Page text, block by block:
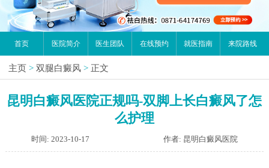
首页 医院简介 医生团队 在线预约 就医指南 来院路线
主页 > 双腿白癜风 > 正文
昆明白癜风医院正规吗-双脚上长白癜风了怎
么护理
时间: 2023-10-17 作者: 昆明白癜风医院